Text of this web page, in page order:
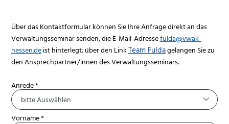
Über das Kontaktformular können Sie Ihre Anfrage direkt an das
Verwaltungsseminar senden, die E-Mail-Adressefulda@vwak-
hessen.deist hinterlegt; über den LinkTeam Fuldagelangen Sie zu
den Ansprechpartner/innen des Verwaltungsseminars.
Anrede *
bitte Auswählen
Vorname *